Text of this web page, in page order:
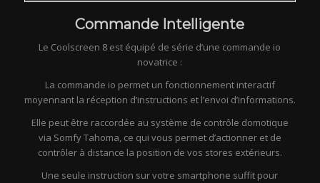
Commande Intelligente
Le Coolscreen 8 est équipé de série d’une commande io
novatrice :
La commande io permet un fonctionnement interactif
moyennant la réception d’instructions et l’envoi d’informations.
Elle peut être raccordée au système de contrôle domotique
via Somfy Tahoma, ce qui vous permet d’actionner et de
contrôler à distance la position de vos stores extérieurs.
Une seule instruction sur votre smartphone suffit pour